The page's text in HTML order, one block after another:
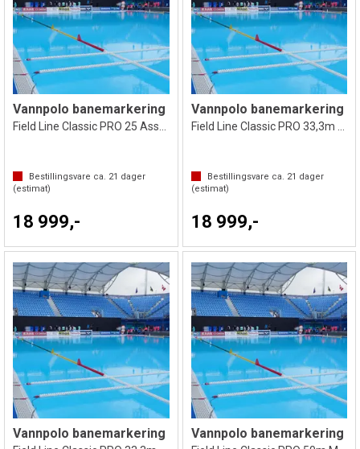
Vannpolo banemarkering
Bestillingsvare ca. 21 dager
(estimat)
18 999,-
Vannpolo banemarkering
Bestillingsvare ca. 21 dager
(estimat)
18 999,-
Vannpolo banemarkering Vannpolo banemarkering